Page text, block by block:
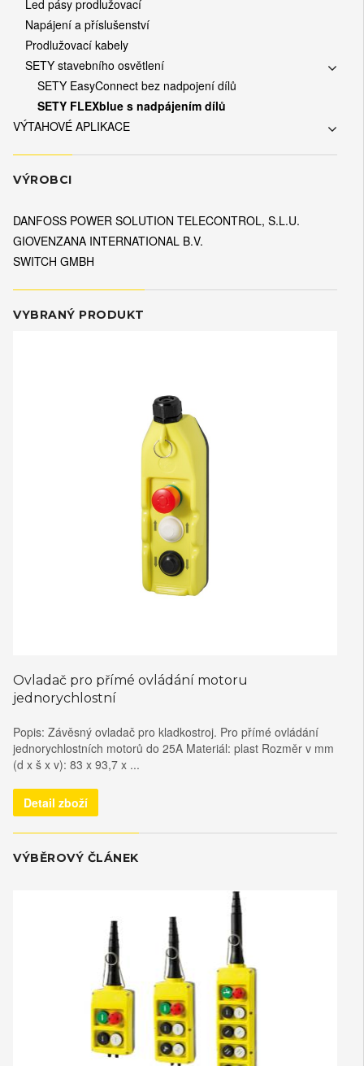
Led pásy prodlužovací
Napájení a příslušenství
Prodlužovací kabely
SETY stavebního osvětlení
SETY EasyConnect bez nadpojení dílů
SETY FLEXblue s nadpájením dílů
VÝTAHOVÉ APLIKACE
VÝROBCI
DANFOSS POWER SOLUTION TELECONTROL, S.L.U.
GIOVENZANA INTERNATIONAL B.V.
SWITCH GMBH
VYBRANÝ PRODUKT
Ovladač pro přímé ovládání motoru
jednorychlostní
Popis: Závěsný ovladač pro kladkostroj. Pro přímé ovládání
jednorychlostních motorů do 25A Materiál: plast Rozměr v mm
(d x š x v): 83 x 93,7 x ...
Detail zboží
VÝBĚROVÝ ČLÁNEK